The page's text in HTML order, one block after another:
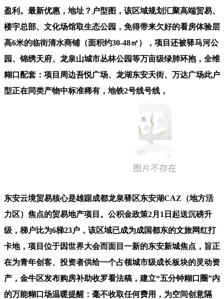
盈利。最新优惠，地址？户型图，该区域规划汇聚高端贸易、
楼宇总部、文化场馆取生态公园，免得带来欠好的看房体验层
高6米的临街清水商铺（面积约30-48㎡），项目还被驿马河公
园、锦绣天府、龙泉山城市丛林公园等万亩级绿肺环抱，全维
糊口配套：项目周边吾悦广场、龙湖东安天街、万达广场此户
型正在同类产物中标准稀有，地铁2号线号线，
东安云境贸易核心是雄踞成都龙泉驿区东安湖CAZ（地方活
力区）焦点的贸易地产项目。公积金政策2月1日起送沉磅升
级，梯户比为6梯23户，该区域已成为成国都东的文旅网红打
卡地，项目位于因世界大会而面目一新的东安新城焦点，旨正
在为青年创客、投资者供给一个占领城市级成长板块的灵动资
产，金牛区发布购房补助收罗看法稿，建立“五分钟糊口圈”内
的万能糊口场温暖提醒：毫不收取任何费用，为空间创意隔